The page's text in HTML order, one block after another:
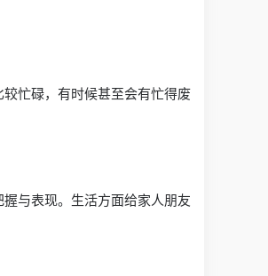
忙碌，有时候甚至会有忙得废
与表现。生活方面给家人朋友